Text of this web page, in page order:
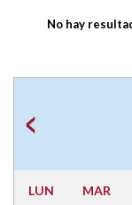
No hay
LUN MAR